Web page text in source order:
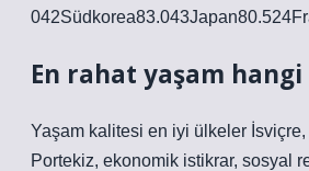
En rahat yaşam hangi
Yaşam kalitesi en iyi ülkeler
Portekiz, ekonomik istikrar, sosyal